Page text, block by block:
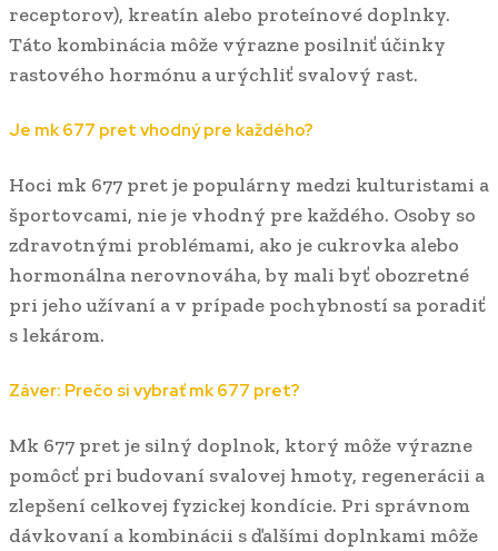
receptorov), kreatín alebo proteínové doplnky.
Táto kombinácia môže výrazne posilniť účinky
rastového hormónu a urýchliť svalový rast.
Je mk 677 pret vhodný pre každého?
Hoci mk 677 pret je populárny medzi kulturistami a
športovcami, nie je vhodný pre každého. Osoby so
zdravotnými problémami, ako je cukrovka alebo
hormonálna nerovnováha, by mali byť obozretné
pri jeho užívaní a v prípade pochybností sa poradiť
s lekárom.
Záver: Prečo si vybrať mk 677 pret?
Mk 677 pret je silný doplnok, ktorý môže výrazne
pomôcť pri budovaní svalovej hmoty, regenerácii a
zlepšení celkovej fyzickej kondície. Pri správnom
dávkovaní a kombinácii s ďalšími doplnkami môže